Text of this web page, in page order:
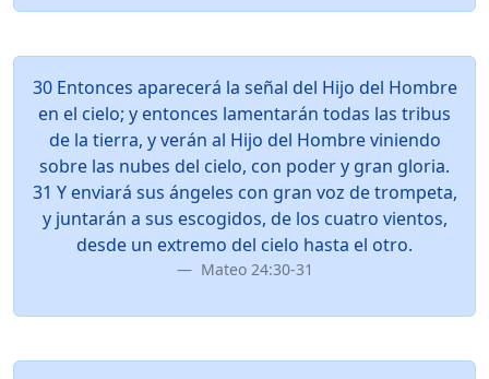
30 Entonces aparecerá la señal del Hijo del Hombre
en el cielo; y entonces lamentarán todas las tribus
de la tierra, y verán al Hijo del Hombre viniendo
sobre las nubes del cielo, con poder y gran gloria.
31 Y enviará sus ángeles con gran voz de trompeta,
y juntarán a sus escogidos, de los cuatro vientos,
desde un extremo del cielo hasta el otro.
Mateo 24:30-31